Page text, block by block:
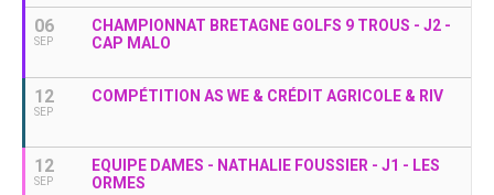
06
SEP
CHAMPIONNAT BRETAGNE GOLFS 9 TROUS - J2 -
CAP MALO
12
SEP
COMPÉTITION AS WE & CRÉDIT AGRICOLE & RIV
12
SEP
EQUIPE DAMES - NATHALIE FOUSSIER - J1 - LES
ORMES